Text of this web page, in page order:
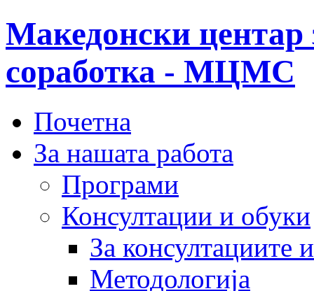
Македонски центар
соработка - МЦМС
Почетна
За нашата работа
Програми
Консултации и обуки
За консултациите
Методологија